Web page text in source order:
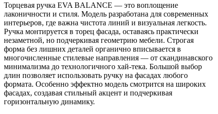
Торцевая ручка EVA BALANCE — это воплощение
лаконичности и стиля. Модель разработана для современных
интерьеров, где важна чистота линий и визуальная легкость.
Ручка монтируется в торец фасада, оставаясь практически
незаметной, но подчеркивая геометрию мебели. Строгая
форма без лишних деталей органично вписывается в
многочисленные стилевые направления — от скандинавского
минимализма до технологичного хай-тека. Большой выбор
длин позволяет использовать ручку на фасадах любого
формата. Особенно эффектно модель смотрится на широких
фасадах, создавая стильный акцент и подчеркивая
горизонтальную динамику.